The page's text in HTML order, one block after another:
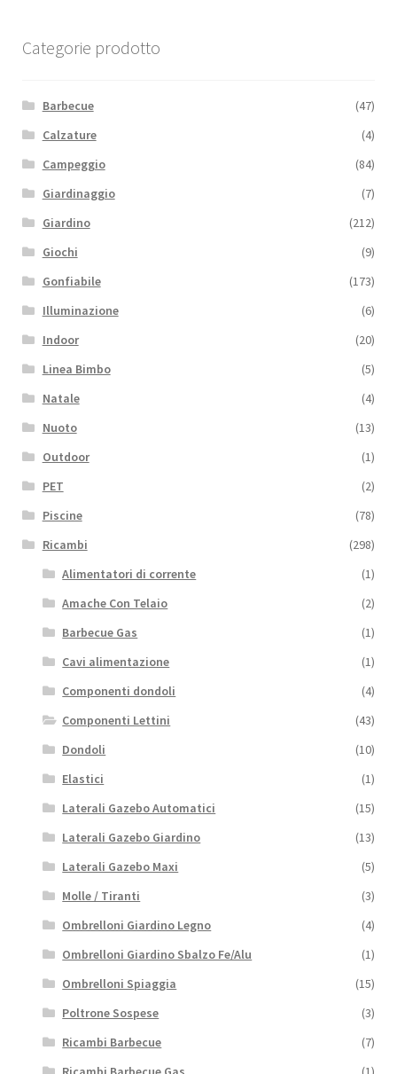
Categorie prodotto
Barbecue
(47)
Calzature
(4)
Campeggio
(84)
Giardinaggio
(7)
Giardino
(212)
Giochi
(9)
Gonfiabile
(173)
Illuminazione
(6)
Indoor
(20)
Linea Bimbo
(5)
Natale
(4)
Nuoto
(13)
Outdoor
(1)
PET
(2)
Piscine
(78)
Ricambi
(298)
Alimentatori di corrente
(1)
Amache Con Telaio
(2)
Barbecue Gas
(1)
Cavi alimentazione
(1)
Componenti dondoli
(4)
Componenti Lettini
(43)
Dondoli
(10)
Elastici
(1)
Laterali Gazebo Automatici
(15)
Laterali Gazebo Giardino
(13)
Laterali Gazebo Maxi
(5)
Molle / Tiranti
(3)
Ombrelloni Giardino Legno
(4)
Ombrelloni Giardino Sbalzo Fe/Alu
(1)
Ombrelloni Spiaggia
(15)
Poltrone Sospese
(3)
Ricambi Barbecue
(7)